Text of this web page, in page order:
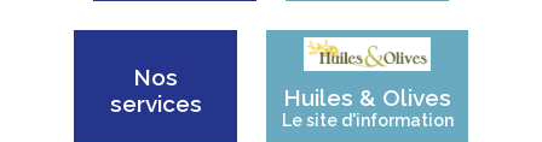
Nos
services
Huiles & Olives
Le site d'information